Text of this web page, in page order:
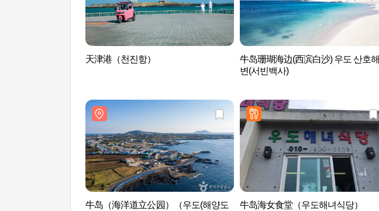
天津港（천진항）
牛岛珊瑚海边(西滨白沙) 우도 산호해
변(서빈백사)
牛岛（海洋道立公园）（우도(해양도
牛岛海女食堂（우도해녀식당）